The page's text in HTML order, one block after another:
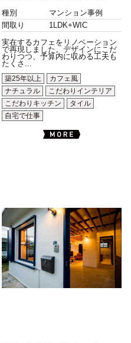
種別
マンション事例
間取り
1LDK+WIC
実在するカフェをリノベーション
で再現しました。デザインにこだ
わりつつ、予算内に収める工夫も
たくさ...
築25年以上
カフェ風
ナチュラル
こだわりインテリア
こだわりキッチン
タイル
自宅で仕事